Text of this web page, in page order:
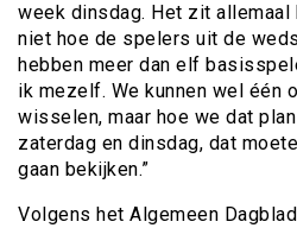
week dinsdag. Het zit
niet hoe de spelers uit de
hebben meer dan elf
ik mezelf. We kunnen wel één
wisselen, maar hoe we dat
zaterdag en dinsdag, dat
gaan bekijken.”
Volgens het Algemeen